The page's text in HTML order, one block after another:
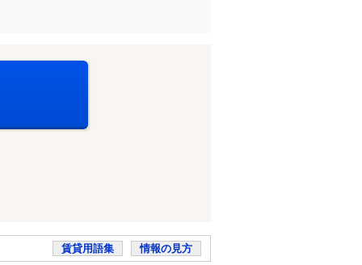
賃貸用語集 情報の見方